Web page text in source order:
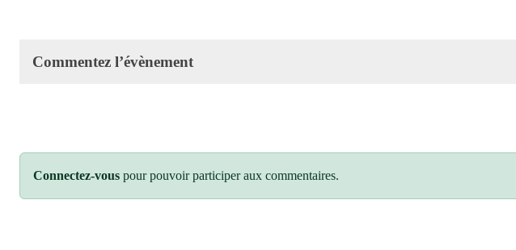
Commentez l’évènement
Connectez-vous pour pouvoir participer aux commentaires.